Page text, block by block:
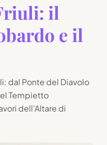
il
e il
dal Ponte del Diavolo
Tempietto
dell'Altare di